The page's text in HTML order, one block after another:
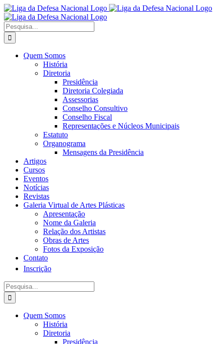
Ir
para
o
conteúdo
Facebook
X
Instagram
Procurar
por:
Quem Somos
História
Diretoria
Presidência
Diretoria Colegiada
Assessorias
Conselho Consultivo
Conselho Fiscal
Representações e Núcleos Municipais
Estatuto
Organograma
Mensagens da Presidência
Artigos
Cursos
Eventos
Notícias
Revistas
Galeria Virtual de Artes Plásticas
Apresentação
Nome da Galeria
Relação dos Artistas
Obras de Artes
Fotos da Exposição
Contato
Inscrição
Procurar
por:
Quem Somos
História
Diretoria
Presidência